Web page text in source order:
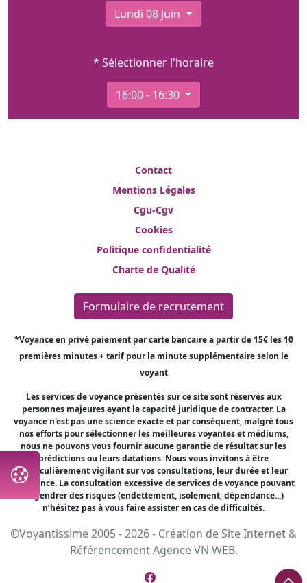
Lundi 08 Juin
* Sélectionner l'horaire
16:00 - 16:30
Contact
Mentions Légales
Cgu-Cgv
Cookies
Politique confidentialité
Charte de Qualité
Formulaire de recrutement
*Voyance en privé paiement par carte bancaire a partir de 15€ les 10
premières minutes + tarif pour la minute supplémentaire selon le
voyant
Les services de voyance présentés sur ce site sont réservés aux
personnes majeures ayant la capacité juridique de contracter. La
voyance n'est pas une science exacte et par conséquent, malgré tous
nos efforts pour sélectionner les meilleures voyantes et médiums,
nous ne pouvons vous fournir aucune garantie de résultat sur les
prédictions ou leurs datations. Nous vous invitons à être
particulièrement vigilant sur vos consultations, leur durée et leur
fréquence. La consultation excessive de services de voyance pouvant
engendrer des risques (endettement, isolement, dépendance...)
n’hésitez pas à vous faire assister en cas de difficultés.
©Voyantissime 2005 - 2026 - Création de Site Internet &
RéférencementAgence VN WEB.